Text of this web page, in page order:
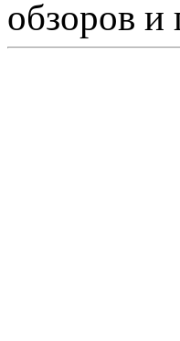
обзоров и